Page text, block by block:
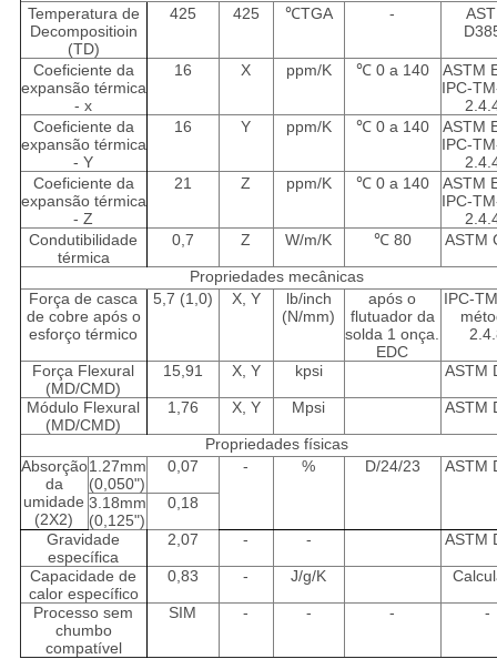
Temperatura de
Decompositioin
(TD)
425 425 ℃TGA -
Coeficiente da
expansão térmica
- x
16 X ppm/K ℃ 0 a 140
ASTM
IPC-
Coeficiente da
expansão térmica
- Y
16 Y ppm/K ℃ 0 a 140
ASTM
IPC-
Coeficiente da
expansão térmica
- Z
21 Z ppm/K ℃ 0 a 140
ASTM
IPC-
Condutibilidade
térmica
0,7 Z W/m/K ℃ 80 ASTM
Propriedades mecânicas
Força de casca
de cobre após o
esforço térmico
5,7 (1,0) X, Y
lb/inch
(N/mm)
após o
flutuador da
solda 1 onça.
EDC
IPC-
Força Flexural
(MD/CMD)
15,91 X, Y kpsi ASTM
Módulo Flexural
(MD/CMD)
1,76 X, Y Mpsi ASTM
Propriedades físicas
Absorção
da
umidade
(2X2)
1.27mm
(0,050")
0,07 - % D/24/23 ASTM
3.18mm
(0,125")
0,18
Gravidade
específica
2,07 - - ASTM
Capacidade de
calor específico
0,83 - J/g/K
Processo sem
chumbo
compatível
SIM - - - -